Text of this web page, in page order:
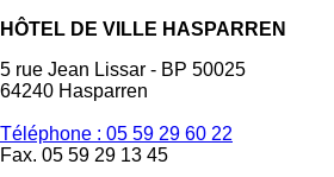
HÔTEL DE VILLE HASPARREN
5 rue Jean Lissar - BP 50025
64240 Hasparren
Téléphone : 05 59 29 60 22
Fax. 05 59 29 13 45